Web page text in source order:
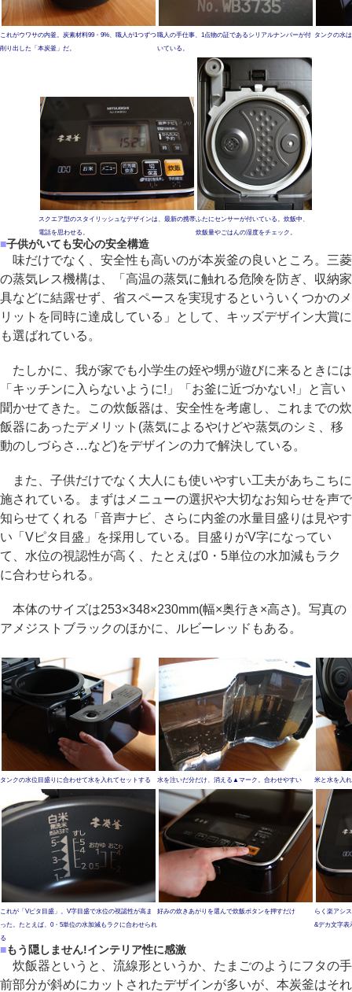
これがウワサの内釜。炭素材料99・9%、職人が1つずつ
削り出した「本炭釜」だ。
職人の手仕事、1点物の証であるシリアルナンバーが付
いている。
タンクの水
スクエア型のスタイリッシュなデザインは、最新の携帯
電話を思わせる。
ふたにセンサーが付いている。炊飯中、
炊飯量やごはんの湿度をチェック。
■子供がいても安心の安全構造
味だけでなく、安全性も高いのが本炭釜の良いところ。三菱
の蒸気レス機構は、「高温の蒸気に触れる危険を防ぎ、収納家
具などに結露せず、省スペースを実現するといういくつかのメ
リットを同時に達成している」として、キッズデザイン大賞に
も選ばれている。
たしかに、我が家でも小学生の姪や甥が遊びに来るときには
「キッチンに入らないように!」「お釜に近づかない!」と言い
聞かせてきた。この炊飯器は、安全性を考慮し、これまでの炊
飯器にあったデメリット(蒸気によるやけどや蒸気のシミ、移
動のしづらさ…など)をデザインの力で解決している。
また、子供だけでなく大人にも使いやすい工夫があちこちに
施されている。まずはメニューの選択や大切なお知らせを声で
知らせてくれる「音声ナビ、さらに内釜の水量目盛りは見やす
い「Vピタ目盛」を採用している。目盛りがV字になってい
て、水位の視認性が高く、たとえば0・5単位の水加減もラク
に合わせられる。
本体のサイズは253×348×230mm(幅×奥行き×高さ)。写真の
アメジストブラックのほかに、ルビーレッドもある。
タンクの水位目盛りに合わせて水を入れてセットする 水を注いだ分だけ、消える▲マーク。合わせやすい 米と水を入
これが「Vピタ目盛」。V字目盛で水位の視認性が高ま
った。たとえば、0・5単位の水加減もラクに合わせられ
る
好みの炊きあがりを選んで炊飯ボタンを押すだけ
らく楽アシ
&デカ文字表
■もう隠しません!インテリア性に感激
炊飯器というと、流線形というか、たまごのようにフタの手
前部分が斜めにカットされたデザインが多いが、本炭釜はそれ